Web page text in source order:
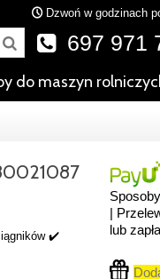
Dzwoń w godzinach
697 971
do maszyn
✔️
|
lub